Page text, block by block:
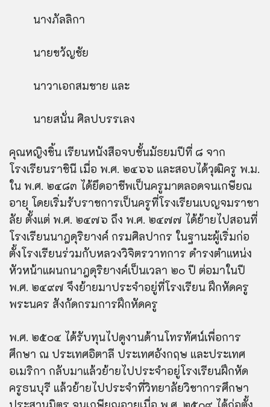
นางภัลลิกา
นายขวัญชัย
นาวาเอกสมชาย และ
นายสนั่น ศิลปบรรเลง
คุณหญิงชิ้น เรียนหนังสือจบชั้นมัธยมปีที่ ๘ จาก
โรงเรียนราชินี เมื่อ พ.ศ. ๒๔๖๖ และสอบได้วุฒิครู พ.ม.
ใน พ.ศ. ๒๔๘๓ ได้ยึดอาชีพเป็นครูมาตลอดจนเกษียณ
อายุ โดยเริ่มรับราชการเป็นครูที่โรงเรียนเบญจมราชา
ลัย ตั้งแต่ พ.ศ. ๒๔๗๖ ถึง พ.ศ. ๒๔๗๗ ได้ย้ายไปสอนที่
โรงเรียนนาฎดุริยางค์ กรมศิลปากร ในฐานะผู้เริ่มก่อ
ตั้งโรงเรียนร่วมกับหลวงวิจิตรวาทการ ดำรงตำแหน่ง
หัวหน้าแผนกนาฎดุริยางค์เป็นเวลา ๒๐ ปี ต่อมาในปี
พ.ศ. ๒๔๙๗ จึงย้ายมาประจำอยู่ที่โรงเรียน ฝึกหัดครู
พระนคร สังกัดกรมการฝึกหัดครู
พ.ศ. ๒๕๐๔ ได้รับทุนไปดูงานด้านโทรทัศน์เพื่อการ
ศึกษา ณ ประเทศอิตาลี ประเทศอังกฤษ และประเทศ
อเมริกา กลับมาแล้วย้ายไปประจำอยู่โรงเรียนฝึกหัด
ครูธนบุรี แล้วย้ายไปประจำที่วิทยาลัยวิชาการศึกษา